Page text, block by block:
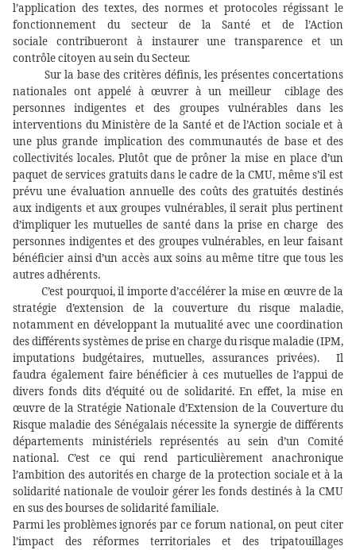
l’application des textes, des normes et protocoles régissant le
fonctionnement du secteur de la Santé et de l’Action
sociale contribueront à instaurer une transparence et un
contrôle citoyen au sein du Secteur.
Sur la base des critères définis, les présentes concertations
nationales ont appelé à œuvrer à un meilleur
ciblage des
personnes indigentes et des groupes vulnérables dans les
interventions du Ministère de la Santé et de l’Action sociale et à
une plus grande implication des communautés de base et des
collectivités locales. Plutôt que de prôner la mise en place d’un
paquet de services gratuits dans le cadre de la CMU, même s’il est
prévu une évaluation annuelle des coûts des gratuités destinés
aux indigents et aux groupes vulnérables, il serait plus pertinent
d’impliquer les mutuelles de santé dans la prise en charge
des
personnes indigentes et des groupes vulnérables, en leur faisant
bénéficier ainsi d’un accès aux soins au même titre que tous les
autres adhérents.
C’est pourquoi, il importe d’accélérer la mise en œuvre de la
stratégie d’extension de la couverture du risque maladie,
notamment en développant la mutualité avec une coordination
des différents systèmes de prise en charge du risque maladie (IPM,
imputations budgétaires, mutuelles, assurances privées).
Il
faudra également faire bénéficier à ces mutuelles de l’appui de
divers fonds dits d’équité ou de solidarité. En effet, la mise en
œuvre de la Stratégie Nationale d’Extension de la Couverture du
Risque maladie des Sénégalais nécessite la synergie de différents
départements ministériels représentés au sein d’un Comité
national. C’est ce qui rend particulièrement anachronique
l’ambition des autorités en charge de la protection sociale et à la
solidarité nationale de vouloir gérer les fonds destinés à la CMU
en sus des bourses de solidarité familiale.
Parmi les problèmes ignorés par ce forum national, on peut citer
l’impact des réformes territoriales et des tripatouillages